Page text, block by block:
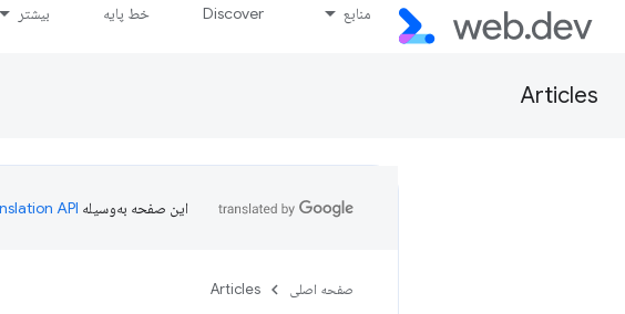
منابع Discover خط پایه بیشتر
Articles
این صفحه به‌وسیله
صفحه اصلی Articles